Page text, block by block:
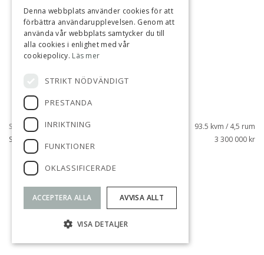
SILVERDAL, SOLLENTUNA
SILVERDALSVÄGEN 37
93.5 kvm / 4,5 rum
3 300 000 kr
SÅLD
Denna webbplats använder cookies för att
förbättra användarupplevelsen. Genom att
använda vår webbplats samtycker du till
alla cookies i enlighet med vår
cookiepolicy. Läs mer
STRIKT NÖDVÄNDIGT
PRESTANDA
INRIKTNING
FUNKTIONER
OKLASSIFICERADE
ACCEPTERA ALLA AVVISA ALLT
VISA DETALJER